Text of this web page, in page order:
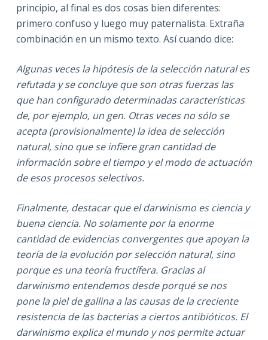
principio, al final es dos cosas bien diferentes:
primero confuso y luego muy paternalista. Extraña
combinación en un mismo texto. Así cuando dice:
Algunas veces la hipótesis de la selección natural es
refutada y se concluye que son otras fuerzas las
que han configurado determinadas características
de, por ejemplo, un gen. Otras veces no sólo se
acepta (provisionalmente) la idea de selección
natural, sino que se infiere gran cantidad de
información sobre el tiempo y el modo de actuación
de esos procesos selectivos.
Finalmente, destacar que el darwinismo es ciencia y
buena ciencia. No solamente por la enorme
cantidad de evidencias convergentes que apoyan la
teoría de la evolución por selección natural, sino
porque es una teoría fructífera. Gracias al
darwinismo entendemos desde porqué se nos
pone la piel de gallina a las causas de la creciente
resistencia de las bacterias a ciertos antibióticos. El
darwinismo explica el mundo y nos permite actuar